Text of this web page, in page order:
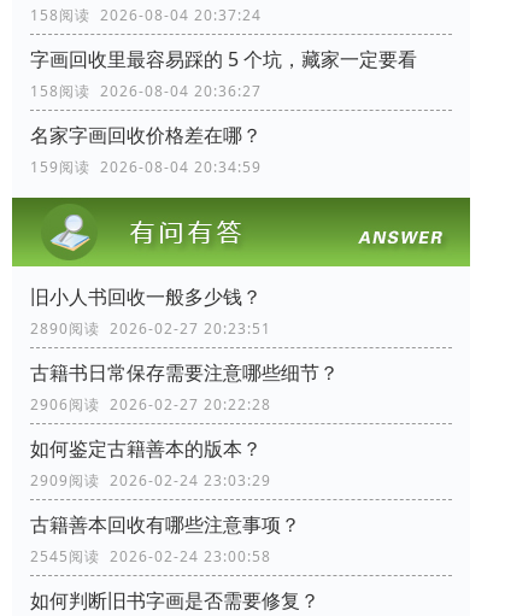
158阅读 2026-08-04 20:37:24
字画回收里最容易踩的 5 个坑，藏家一定要看
158阅读 2026-08-04 20:36:27
名家字画回收价格差在哪？
159阅读 2026-08-04 20:34:59
旧小人书回收一般多少钱？
2890阅读 2026-02-27 20:23:51
古籍书日常保存需要注意哪些细节？
2906阅读 2026-02-27 20:22:28
如何鉴定古籍善本的版本？
2909阅读 2026-02-24 23:03:29
古籍善本回收有哪些注意事项？
2545阅读 2026-02-24 23:00:58
如何判断旧书字画是否需要修复？